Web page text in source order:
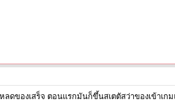
ดของเสร็จ ตอนแรกมันก็ขึ้นสเตตัสว่าของเข้าเก